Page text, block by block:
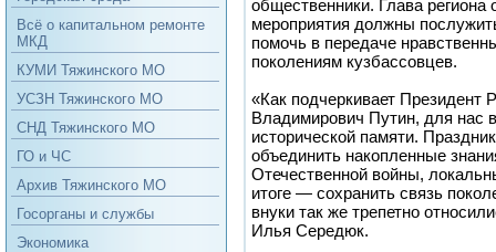
Всё о капитальном ремонте
МКД
КУМИ Тяжинского МО
УСЗН Тяжинского МО
СНД Тяжинского МО
ГО и ЧС
Архив Тяжинского МО
Госорганы и службы
Экономика
общественники. Глава
мероприятия должны
помочь в передаче
поколениям кузбассовцев.
«Как подчеркивает Президент
Владимирович Путин, для нас
исторической памяти.
объединить накопленные
Отечественной войны,
итоге — сохранить связь
внуки так же трепетно
Илья Середюк.